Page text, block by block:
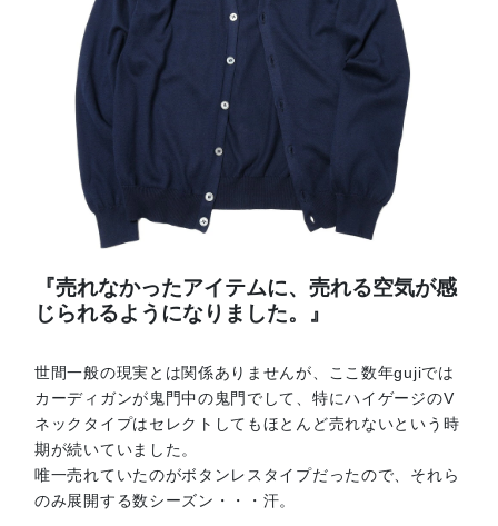
『売れなかったアイテムに、売れる空気が感
じられるようになりました。』
世間一般の現実とは関係ありませんが、ここ数年gujiでは
カーディガンが鬼門中の鬼門でして、特にハイゲージのV
ネックタイプはセレクトしてもほとんど売れないという時
期が続いていました。
唯一売れていたのがボタンレスタイプだったので、それら
のみ展開する数シーズン・・・汗。